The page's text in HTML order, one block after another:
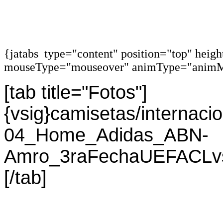
{jatabs type="content" position="top"
mouseType="mouseover"
[tab title="Fotos"]
{vsig}camisetas/
04_Home_Adidas_ABN-
[/tab]